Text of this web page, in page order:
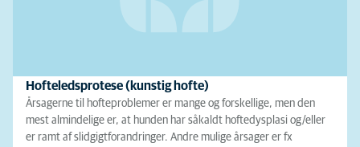
Hofteledsprotese (kunstig hofte)
Årsagerne til hofteproblemer er mange og forskellige, men den
mest almindelige er, at hunden har såkaldt hoftedysplasi og/eller
er ramt af slidgigtforandringer. Andre mulige årsager er fx